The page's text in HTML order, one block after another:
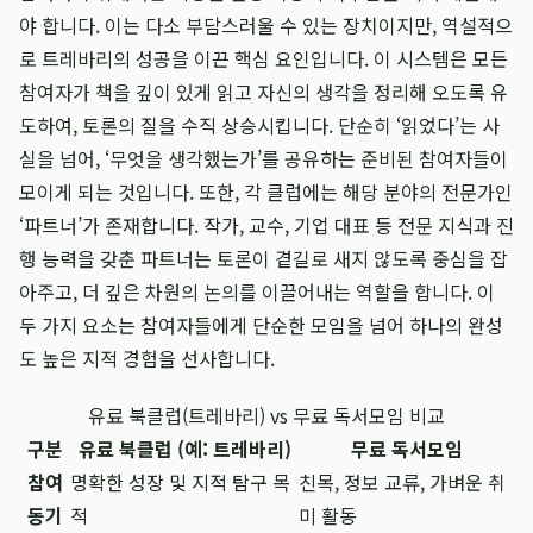
야 합니다. 이는 다소 부담스러울 수 있는 장치이지만, 역설적으
로 트레바리의 성공을 이끈 핵심 요인입니다. 이 시스템은 모든
참여자가 책을 깊이 있게 읽고 자신의 생각을 정리해 오도록 유
도하여, 토론의 질을 수직 상승시킵니다. 단순히 ‘읽었다’는 사
실을 넘어, ‘무엇을 생각했는가’를 공유하는 준비된 참여자들이
모이게 되는 것입니다. 또한, 각 클럽에는 해당 분야의 전문가인
‘파트너’가 존재합니다. 작가, 교수, 기업 대표 등 전문 지식과 진
행 능력을 갖춘 파트너는 토론이 곁길로 새지 않도록 중심을 잡
아주고, 더 깊은 차원의 논의를 이끌어내는 역할을 합니다. 이
두 가지 요소는 참여자들에게 단순한 모임을 넘어 하나의 완성
도 높은 지적 경험을 선사합니다.
유료 북클럽(트레바리) vs 무료 독서모임 비교
구분 유료 북클럽 (예: 트레바리)
무료 독서모임
참여
동기
명확한 성장 및 지적 탐구 목
적
친목, 정보 교류, 가벼운 취
미 활동